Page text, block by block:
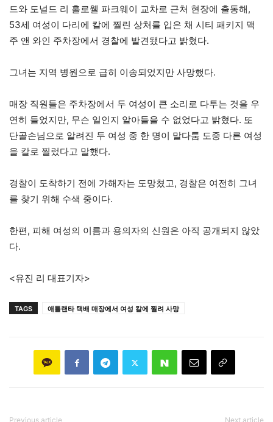
드와 도널드 리 홀로웰 파크웨이 교차로 근처 현장에 출동해,
53세 여성이 다리에 칼에 찔린 상처를 입은 채 시티 패키지 맥
주 앤 와인 주차장에서 경찰에 발견됐다고 밝혔다.
그녀는 지역 병원으로 급히 이송되었지만 사망했다.
매장 직원들은 주차장에서 두 여성이 큰 소리로 다투는 것을 우
연히 들었지만, 무슨 일인지 알아들을 수 없었다고 밝혔다. 또
단골손님으로 알려진 두 여성 중 한 명이 말다툼 도중 다른 여성
을 칼로 찔렀다고 말했다.
경찰이 도착하기 전에 가해자는 도망쳤고, 경찰은 여전히 그녀
를 찾기 위해 수색 중이다.
한편, 피해 여성의 이름과 용의자의 신원은 아직 공개되지 않았
다.
<유진 리 대표기자>
TAGS 애틀랜타 택배 매장에서 여성 칼에 찔려 사망
Previous article Next article